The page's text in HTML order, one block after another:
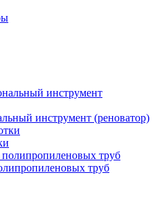
инструмент (реноватор)
труб